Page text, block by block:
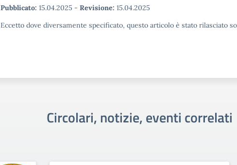
Pubblicato: 15.04.2025 - Revisione: 15.04.2025
Eccetto dove diversamente specificato, questo articolo è stato rilasciato
Circolari, notizie, eventi correlati